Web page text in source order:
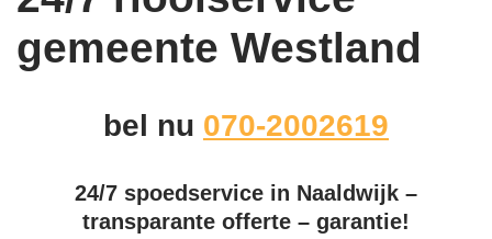
gemeente Westland
bel nu 070-2002619
24/7 spoedservice in Naaldwijk –
transparante offerte – garantie!